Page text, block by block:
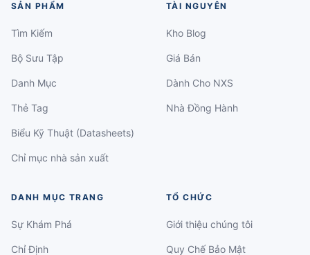
SẢN PHẨM
Tìm Kiếm
Bộ Sưu Tập
Danh Mục
Thẻ Tag
Biểu Kỹ Thuật (Datasheets)
Chỉ mục nhà sản xuất
TÀI NGUYÊN
Kho Blog
Giá Bán
Dành Cho NXS
Nhà Đồng Hành
DANH MỤC TRANG
Sự Khám Phá
Chỉ Định
TỔ CHỨC
Giới thiệu chúng tôi
Quy Chế Bảo Mật